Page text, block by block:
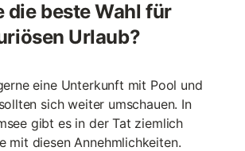
die beste Wahl für
Urlaub?
eine Unterkunft mit Pool und
sich weiter umschauen. In
gibt es in der Tat ziemlich
mit diesen Annehmlichkeiten.